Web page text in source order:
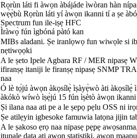
Rọrùn láti fi àwọn àbájáde ìwòran hàn
wẹ́ẹ̀bù Rọrùn láti yí àwọn ikanni tí a ṣe
Spectrum fun ile-iṣẹ HFC
Ìràwọ̀ fún ìgbóná pàtó kan
MIBs aladani. Ṣe iranlọwọ fun wiwọle si
nẹtiwọọki
A le ṣeto Ipele Agbara RF / MER nipasẹ
ifiranṣẹ itaniji le firanṣẹ nipasẹ SNMP
naa
Ó lè tọ́jú àwọn àkọsílẹ̀ ìṣàyẹ̀wò àti àkọsílẹ̀
àkókò wíwò ìṣẹ́jú 15 fún ìṣètò àwọn
Ṣi ilana naa ati pe a le ṣepọ pẹlu OSS ni
Ṣe atilẹyin igbesoke famuwia latọna jijin
A le ṣakoso ẹrọ naa nipasẹ pẹpẹ
itupalẹ data ati awọn statistiki, awọn